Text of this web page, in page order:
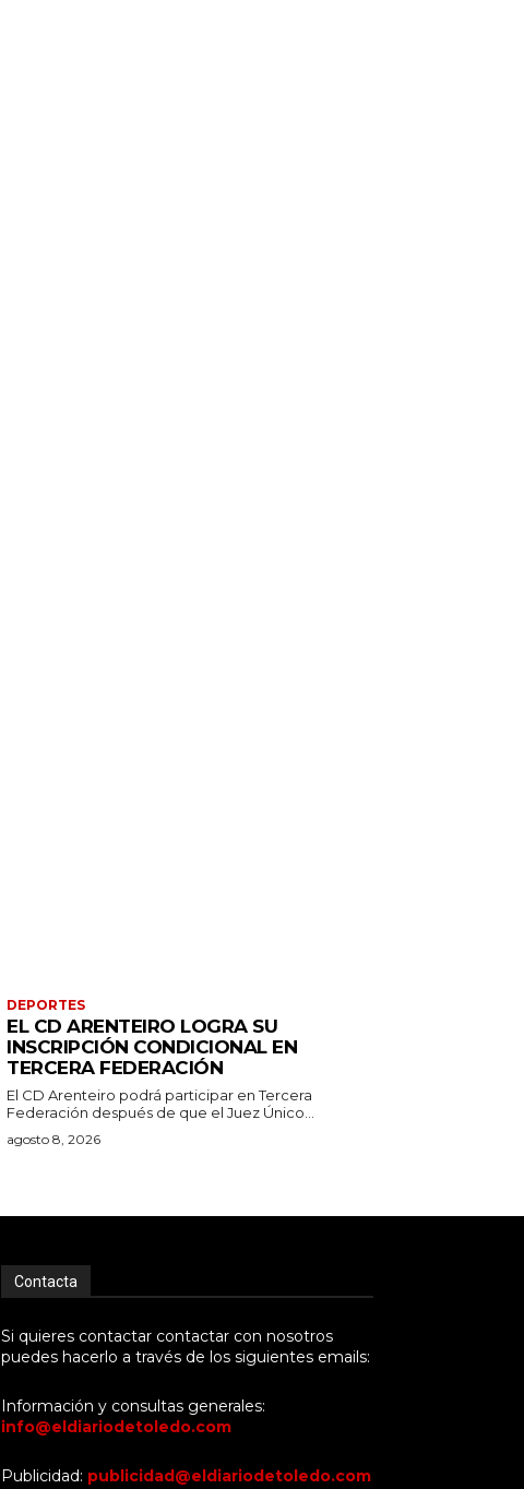
DEPORTES
EL CD ARENTEIRO LOGRA SU
INSCRIPCIÓN CONDICIONAL EN
TERCERA FEDERACIÓN
El CD Arenteiro podrá participar en Tercera
Federación después de que el Juez Único...
agosto 8, 2026
Contacta
Si quieres contactar contactar con nosotros
puedes hacerlo a través de los siguientes emails:
Información y consultas generales:
info@eldiariodetoledo.com
Publicidad: publicidad@eldiariodetoledo.com